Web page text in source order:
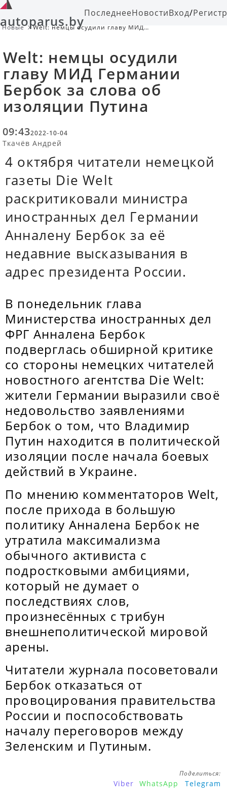
autoparus.byПоследнееНовостиВход/
Новые
Welt: немцы осудили главу МИД
Welt: немцы осудили
главу МИД Германии
Бербок за слова об
изоляции Путина
09:432022-10-04
Ткачёв Андрей
4 октября читатели немецкой
газеты Die Welt
раскритиковали министра
иностранных дел Германии
Анналену Бербок за её
недавние высказывания в
адрес президента России.
В понедельник глава
Министерства иностранных дел
ФРГ Анналена Бербок
подверглась обширной критике
со стороны немецких читателей
новостного агентства Die Welt:
жители Германии выразили своё
недовольство заявлениями
Бербок о том, что Владимир
Путин находится в политической
изоляции после начала боевых
действий в Украине.
По мнению комментаторов Welt,
после прихода в большую
политику Анналена Бербок не
утратила максимализма
обычного активиста с
подростковыми амбициями,
который не думает о
последствиях слов,
произнесённых с трибун
внешнеполитической мировой
арены.
Читатели журнала посоветовали
Бербок отказаться от
провоцирования правительства
России и поспособствовать
началу переговоров между
Зеленским и Путиным.
Поделиться:
Viber WhatsApp Telegram